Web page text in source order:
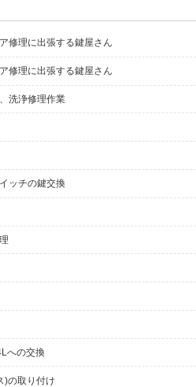
修理に出張する鍵屋さん
修理に出張する鍵屋さん
洗浄修理作業
ッチの鍵交換
への交換
)の取り付け